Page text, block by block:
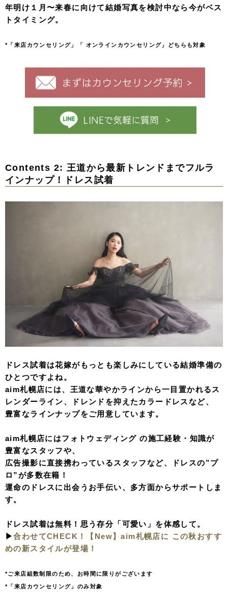
年明け１月〜来春に向けて結婚写真を検討中なら今がベス
トタイミング。
*「来店カウンセリング」「 オンラインカウンセリング」どちらも対象
Contents 2: 王道から最新トレンドまでフルラ
インナップ！ドレス試着
ドレス試着は花嫁がもっとも楽しみにしている結婚準備の
ひとつですよね。
aim札幌店には、王道な華やかラインから一目置かれるス
レンダーライン、ドレンドを抑えたカラードレスなど、
豊富なラインナップをご用意しています。
aim札幌店にはフォトウェディング の施工経験・知識が
豊富なスタッフや、
広告撮影に直接携わっているスタッフなど、ドレスの”プ
ロ”が多数在籍！
運命のドレスに出会うお手伝い、多方面からサポートしま
す。
ドレス試着は無料！思う存分「可愛い」を体感して。
▶︎合わせてCHECK！【New】aim札幌店に この秋おすす
めの新スタイルが登場！
*ご来店組数制限のため、お時間に限りがございます
*「来店カウンセリング」のみ対象